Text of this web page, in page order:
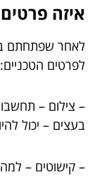
איזה
לאחר שפתחתם
לפרטים הטכניים:
– צילום –
בעצים – יכול
– קישוטים –